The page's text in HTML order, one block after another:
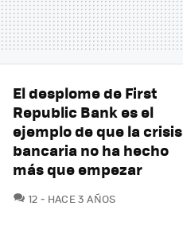
El desplome de First
Republic Bank es el
ejemplo de que la crisis
bancaria no ha hecho
más que empezar
12 COMENTARIOS
HACE 3 AÑOS